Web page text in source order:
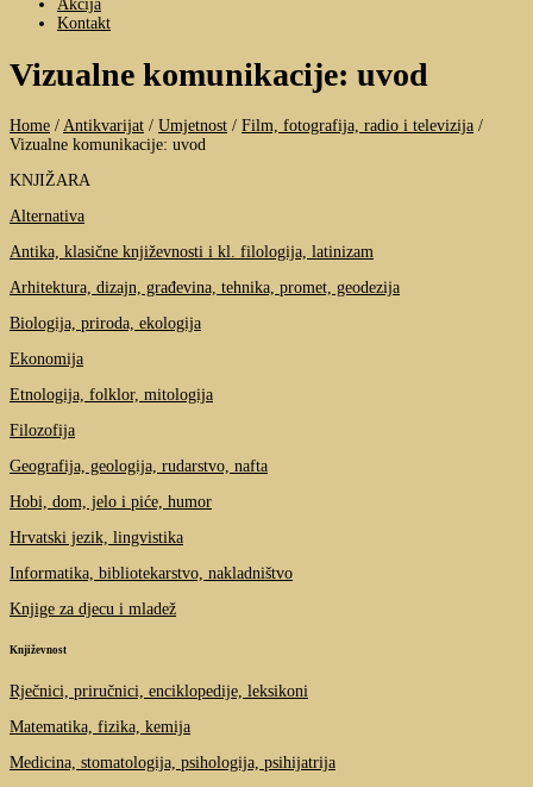
Akcija
Kontakt
Vizualne komunikacije: uvod
Home / Antikvarijat / Umjetnost / Film, fotografija, radio i televizija /
Vizualne komunikacije: uvod
KNJIŽARA
Alternativa
Antika, klasične književnosti i kl. filologija, latinizam
Arhitektura, dizajn, građevina, tehnika, promet, geodezija
Biologija, priroda, ekologija
Ekonomija
Etnologija, folklor, mitologija
Filozofija
Geografija, geologija, rudarstvo, nafta
Hobi, dom, jelo i piće, humor
Hrvatski jezik, lingvistika
Informatika, bibliotekarstvo, nakladništvo
Knjige za djecu i mladež
Književnost
Rječnici, priručnici, enciklopedije, leksikoni
Matematika, fizika, kemija
Medicina, stomatologija, psihologija, psihijatrija